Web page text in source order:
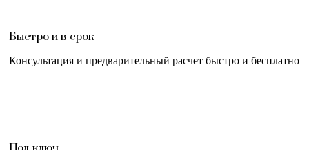
Быстро и в срок
Консультация и предварительный расчет быстро и бесплатно